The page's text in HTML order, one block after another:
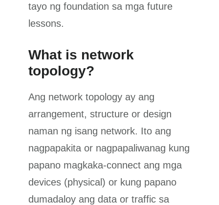
tayo ng foundation sa mga future
lessons.
What is network
topology?
Ang network topology ay ang
arrangement, structure or design
naman ng isang network. Ito ang
nagpapakita or nagpapaliwanag kung
papano magkaka-connect ang mga
devices (physical) or kung papano
dumadaloy ang data or traffic sa